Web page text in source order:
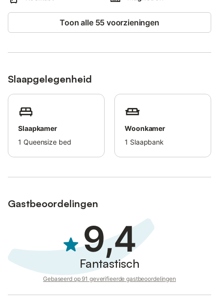
Huisdieren en feestelijke evenementen zijn niet toegestaan.
Meer informatie wordt ter plaatse verstrekt.
In questa struttura sono attivi dispositivi per il risparmio di
Voor de isolatie van dit pand zijn duurzame materialen gebruikt.
systeem.
Toon alle 55 voorzieningen
Slaapgelegenheid
Slaapkamer
1 Queensize bed
Woonkamer
1 Slaapbank
Gastbeoordelingen
9,4
Fantastisch
Gebaseerd op 91 geverifieerde gastbeoordelingen